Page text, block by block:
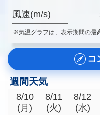
風速(m/s)
※気温グラフは、表示期間の最
コ
週間天気
8/10
(月)
8/11
(火)
8/12
(水)